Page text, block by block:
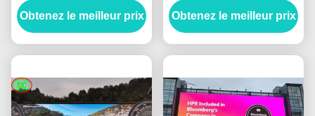
imperméables à l'eau
320x160mm pleine
Obtenez le meilleur prix
IP43 Armoire en
aluminium
Obtenez le meilleur prix